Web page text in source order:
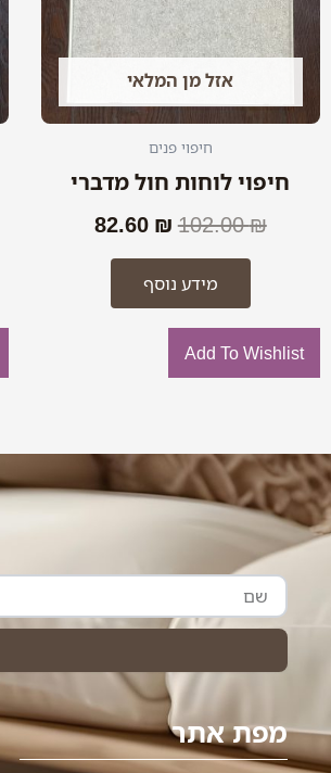
אזל מן המלאי
חיפוי פנים
חיפוי לוחות חול מדברי
102.00₪
82.60 ₪
מידע נוסף
Add To Wishlist
שם
מפת אתר